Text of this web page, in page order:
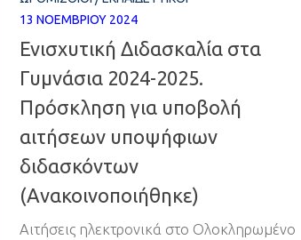
13 ΝΟΕΜΒΡΊΟΥ 2024
Ενισχυτική Διδασκαλία στα
Γυμνάσια 2024-2025.
Πρόσκληση για υποβολή
αιτήσεων υποψήφιων
διδασκόντων
(Ανακοινοποιήθηκε)
Αιτήσεις ηλεκτρονικά στο Ολοκληρωμένο